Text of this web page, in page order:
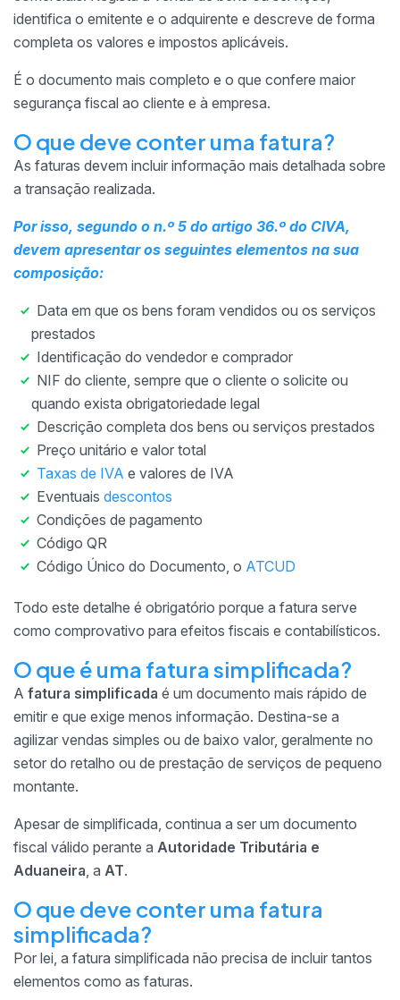
identifica o emitente e o adquirente e descreve de forma
completa os valores e impostos aplicáveis.
É o documento mais completo e o que confere maior
segurança fiscal ao cliente e à empresa.
O que deve conter uma fatura?
As faturas devem incluir informação mais detalhada sobre
a transação realizada.
Por isso, segundo o n.º 5 do artigo 36.º do CIVA,
devem apresentar os seguintes elementos na sua
composição:
Data em que os bens foram vendidos ou os serviços
prestados
Identificação do vendedor e comprador
NIF do cliente, sempre que o cliente o solicite ou
quando exista obrigatoriedade legal
Descrição completa dos bens ou serviços prestados
Preço unitário e valor total
Taxas de IVA e valores de IVA
Eventuais descontos
Condições de pagamento
Código QR
Código Único do Documento, o ATCUD
Todo este detalhe é obrigatório porque a fatura serve
como comprovativo para efeitos fiscais e contabilísticos.
O que é uma fatura simplificada?
A fatura simplificada é um documento mais rápido de
emitir e que exige menos informação. Destina-se a
agilizar vendas simples ou de baixo valor, geralmente no
setor do retalho ou de prestação de serviços de pequeno
montante.
Apesar de simplificada, continua a ser um documento
fiscal válido perante a Autoridade Tributária e
Aduaneira, a AT.
O que deve conter uma fatura
simplificada?
Por lei, a fatura simplificada não precisa de incluir tantos
elementos como as faturas.